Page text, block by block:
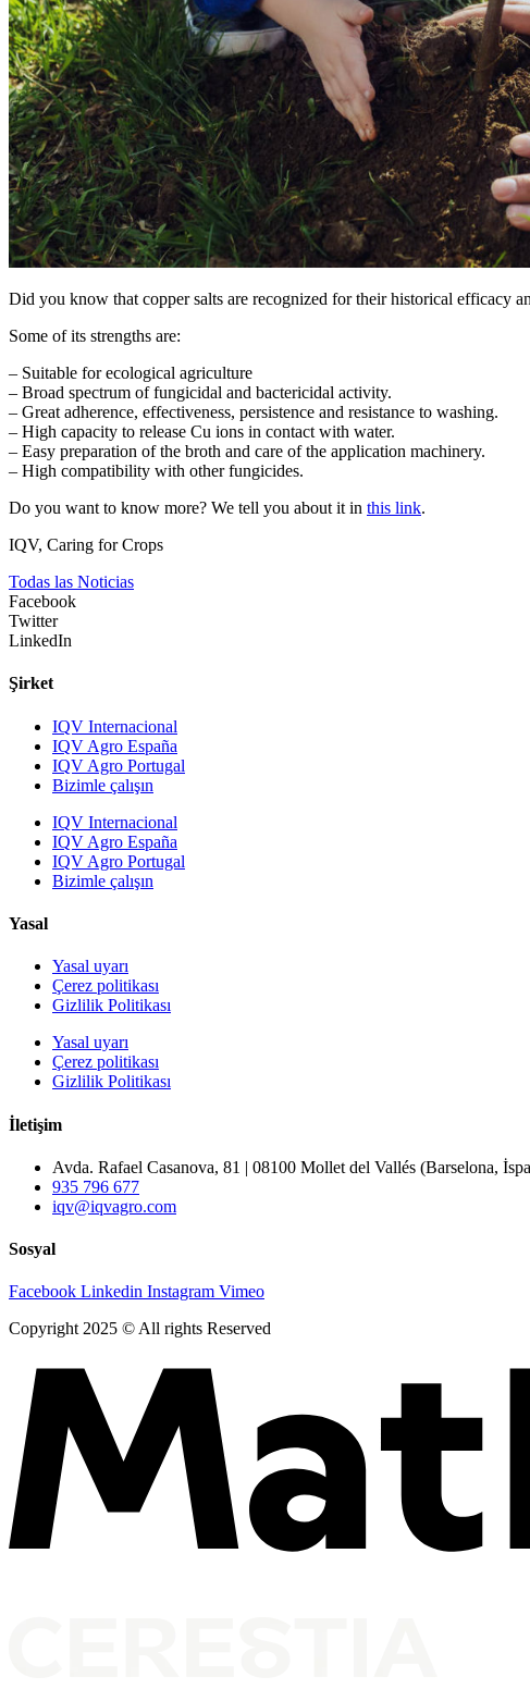
Did you know that copper salts are recognized for their historical efficacy
Some of its strengths are:
– Suitable for ecological agriculture
– Broad spectrum of fungicidal and bactericidal activity.
– Great adherence, effectiveness, persistence and resistance to washing.
– High capacity to release Cu ions in contact with water.
– Easy preparation of the broth and care of the application machinery.
– High compatibility with other fungicides.
Do you want to know more? We tell you about it in this link.
IQV, Caring for Crops
Todas las Noticias
Facebook
Twitter
LinkedIn
Şirket
IQV Internacional
IQV Agro España
IQV Agro Portugal
Bizimle çalışın
IQV Internacional
IQV Agro España
IQV Agro Portugal
Bizimle çalışın
Yasal
Yasal uyarı
Çerez politikası
Gizlilik Politikası
Yasal uyarı
Çerez politikası
Gizlilik Politikası
İletişim
Avda. Rafael Casanova, 81 | 08100 Mollet del Vallés (Barselona,
935 796 677
iqv@iqvagro.com
Sosyal
Facebook Linkedin Instagram Vimeo
Copyright 2025 © All rights Reserved